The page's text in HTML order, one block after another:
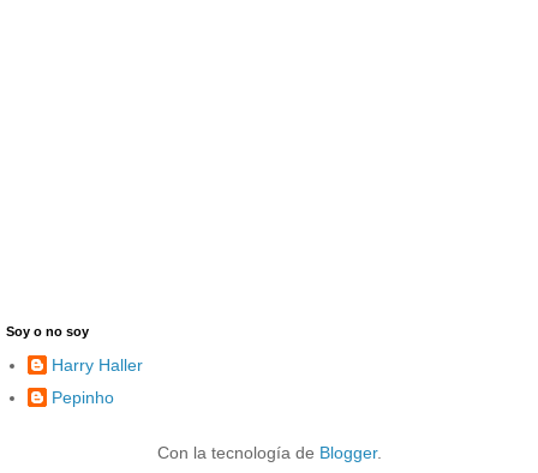
Soy o no soy
Harry Haller
Pepinho
Con la tecnología de Blogger.